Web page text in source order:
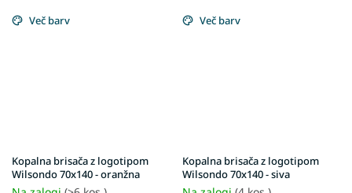
Več barv
Kopalna brisača z logotipom
Wilsondo 70x140 - oranžna
Več barv
Kopalna brisača z logotipom
Wilsondo 70x140 - siva